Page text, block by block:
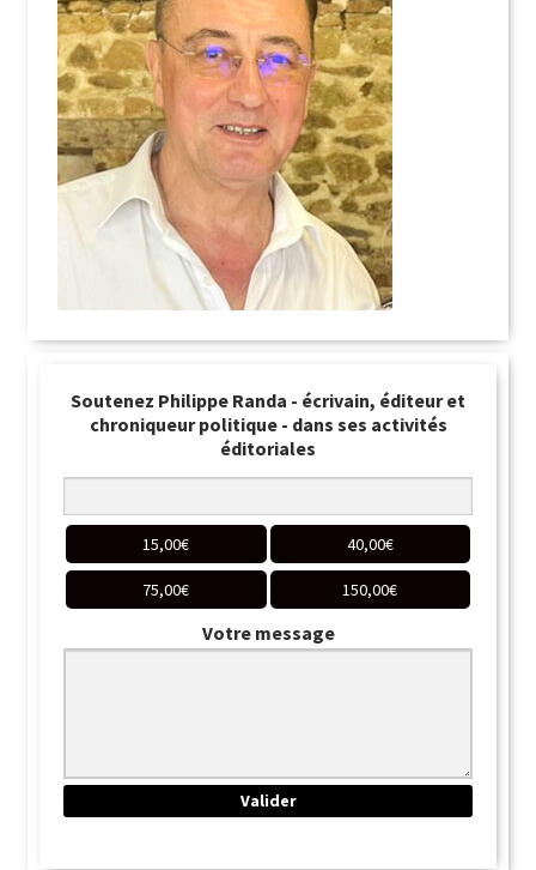
Soutenez Philippe Randa - écrivain, éditeur et
chroniqueur politique - dans ses activités
éditoriales
15,00€ 40,00€
75,00€ 150,00€
Votre message